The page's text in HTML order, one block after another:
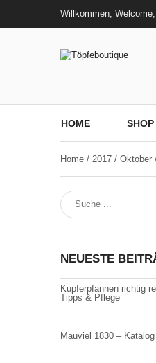
Willkommen,
HOME SHOP
Home / 2017 / Oktober
NEUESTE
Kupferpfannen richtig
Tipps & Pflege
Mauviel 1830 –